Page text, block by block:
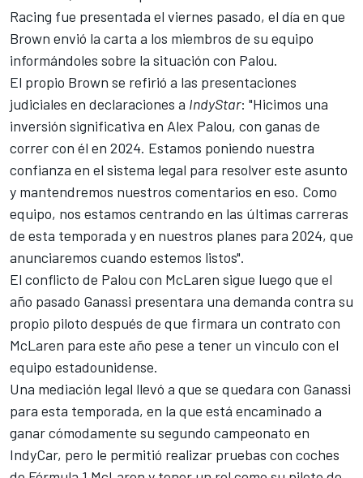
Racing fue presentada el viernes pasado, el día en que
Brown envió la carta a los miembros de su equipo
informándoles sobre la situación con Palou.
El propio Brown se refirió a las presentaciones
judiciales en declaraciones a IndyStar: "Hicimos una
inversión significativa en Alex Palou, con ganas de
correr con él en 2024. Estamos poniendo nuestra
confianza en el sistema legal para resolver este asunto
y mantendremos nuestros comentarios en eso. Como
equipo, nos estamos centrando en las últimas carreras
de esta temporada y en nuestros planes para 2024, que
anunciaremos cuando estemos listos".
El conflicto de Palou con McLaren sigue luego que el
año pasado Ganassi presentara una demanda contra su
propio piloto después de que firmara un contrato con
McLaren para este año pese a tener un vinculo con el
equipo estadounidense.
Una mediación legal llevó a que se quedara con Ganassi
para esta temporada, en la que está encaminado a
ganar cómodamente su segundo campeonato en
IndyCar, pero le permitió realizar pruebas con coches